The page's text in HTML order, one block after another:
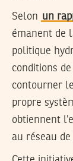
Selon un
émanent de
politique
conditions
contourner
propre
obtiennent
au réseau de